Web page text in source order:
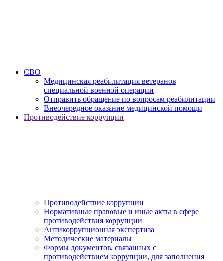
СВО
Медицинская реабилитация ветеранов
специальной военной операции
Отправить обращение по вопросам реабилитации
Внеочередное оказание медицинской помощи
Противодействие коррупции
Противодействие коррупции
Нормативные правовые и иные акты в сфере
противодействия коррупции
Антикоррупционная экспертиза
Методические материалы
Формы документов, связанных с
противодействием коррупции, для заполнения